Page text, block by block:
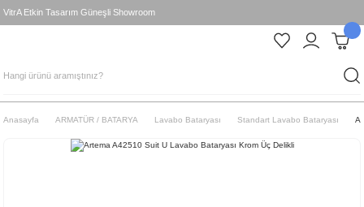
VitrA Etkin Tasarım Güneşli Showroom
Anasayfa ARMATÜR / BATARYA Lavabo Bataryası Standart Lavabo Bataryası